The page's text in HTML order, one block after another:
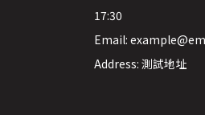
17:30
Email:
Address: 測試地址